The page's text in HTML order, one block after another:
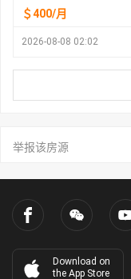
＄400/月
2026-08-08 02:02
举报该房源
Download on
the App Store